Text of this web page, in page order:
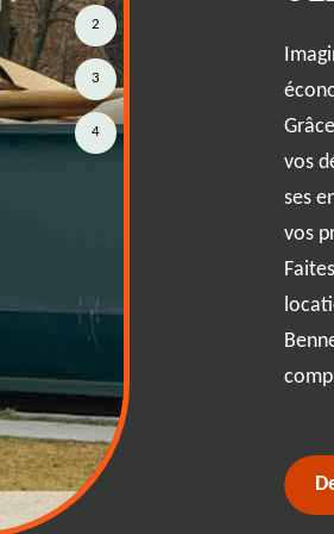
à {city} est essentiel pour
la qualité de vie des
bennes adaptées, la gestion
de construction, les
ménagers. RJ Benne vous
en vous offrant des
plus propre et durable.
vos
ses
vos
2
3
4